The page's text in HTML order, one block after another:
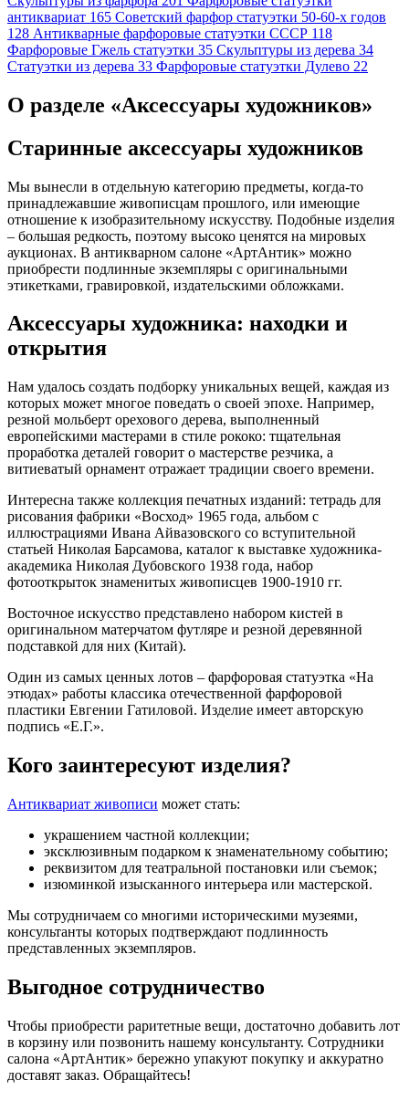
антиквариат 165 Советский фарфор статуэтки 50-60-х годов
128 Антикварные фарфоровые статуэтки СССР 118
Фарфоровые Гжель статуэтки 35 Скульптуры из дерева 34
Статуэтки из дерева 33 Фарфоровые статуэтки Дулево 22
О разделе «Аксессуары художников»
Старинные аксессуары художников
Мы вынесли в отдельную категорию предметы, когда-то
принадлежавшие живописцам прошлого, или имеющие
отношение к изобразительному искусству. Подобные изделия
– большая редкость, поэтому высоко ценятся на мировых
аукционах. В антикварном салоне «АртАнтик» можно
приобрести подлинные экземпляры с оригинальными
этикетками, гравировкой, издательскими обложками.
Аксессуары художника: находки и
открытия
Нам удалось создать подборку уникальных вещей, каждая из
которых может многое поведать о своей эпохе. Например,
резной мольберт орехового дерева, выполненный
европейскими мастерами в стиле рококо: тщательная
проработка деталей говорит о мастерстве резчика, а
витиеватый орнамент отражает традиции своего времени.
Интересна также коллекция печатных изданий: тетрадь для
рисования фабрики «Восход» 1965 года, альбом с
иллюстрациями Ивана Айвазовского со вступительной
статьей Николая Барсамова, каталог к выставке художника-
академика Николая Дубовского 1938 года, набор
фотооткрыток знаменитых живописцев 1900-1910 гг.
Восточное искусство представлено набором кистей в
оригинальном матерчатом футляре и резной деревянной
подставкой для них (Китай).
Один из самых ценных лотов – фарфоровая статуэтка «На
этюдах» работы классика отечественной фарфоровой
пластики Евгении Гатиловой. Изделие имеет авторскую
подпись «Е.Г.».
Кого заинтересуют изделия?
Антиквариат живописи может стать:
украшением частной коллекции;
эксклюзивным подарком к знаменательному событию;
реквизитом для театральной постановки или съемок;
изюминкой изысканного интерьера или мастерской.
Мы сотрудничаем со многими историческими музеями,
консультанты которых подтверждают подлинность
представленных экземпляров.
Выгодное сотрудничество
Чтобы приобрести раритетные вещи, достаточно добавить лот
в корзину или позвонить нашему консультанту. Сотрудники
салона «АртАнтик» бережно упакуют покупку и аккуратно
доставят заказ. Обращайтесь!